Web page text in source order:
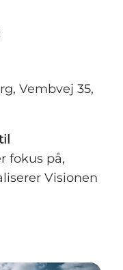
Vembvej 35,
fokus på,
Visionen